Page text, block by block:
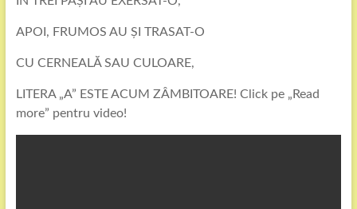
APOI, FRUMOS AU ȘI TRASAT-O
CU CERNEALĂ SAU CULOARE,
LITERA „A” ESTE ACUM ZÂMBITOARE! Click pe „Read
more” pentru video!